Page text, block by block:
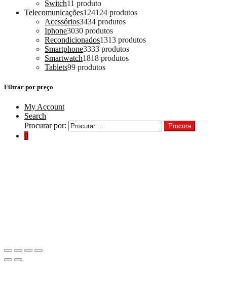
Switch11 produto
Telecomunicações124124 produtos
Acessórios3434 produtos
Iphone3030 produtos
Recondicionados1313 produtos
Smartphone3333 produtos
Smartwatch1818 produtos
Tablets99 produtos
Filtrar por preço
My Account
Search
Procurar por:
Procura
0